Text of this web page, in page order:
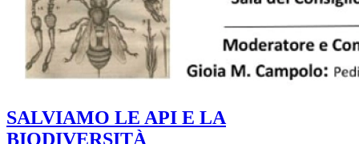
SALVIAMO LE API E LA
BIODIVERSITÀ